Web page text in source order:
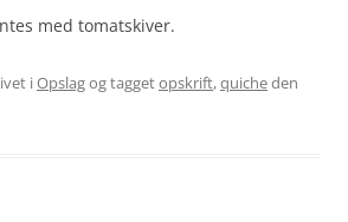
med tomatskiver.
iOpslagog taggetopskrift,quicheden